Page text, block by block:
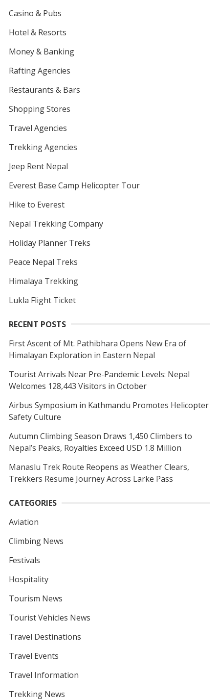
Casino & Pubs
Hotel & Resorts
Money & Banking
Rafting Agencies
Restaurants & Bars
Shopping Stores
Travel Agencies
Trekking Agencies
Jeep Rent Nepal
Everest Base Camp Helicopter Tour
Hike to Everest
Nepal Trekking Company
Holiday Planner Treks
Peace Nepal Treks
Himalaya Trekking
Lukla Flight Ticket
RECENT POSTS
First Ascent of Mt. Pathibhara Opens New Era of
Himalayan Exploration in Eastern Nepal
Tourist Arrivals Near Pre-Pandemic Levels: Nepal
Welcomes 128,443 Visitors in October
Airbus Symposium in Kathmandu Promotes Helicopter
Safety Culture
Autumn Climbing Season Draws 1,450 Climbers to
Nepal’s Peaks, Royalties Exceed USD 1.8 Million
Manaslu Trek Route Reopens as Weather Clears,
Trekkers Resume Journey Across Larke Pass
CATEGORIES
Aviation
Climbing News
Festivals
Hospitality
Tourism News
Tourist Vehicles News
Travel Destinations
Travel Events
Travel Information
Trekking News